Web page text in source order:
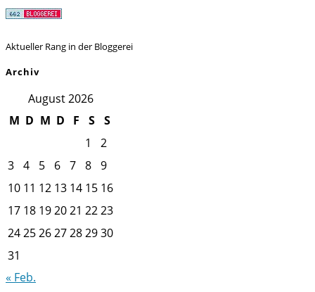
Aktueller Rang in der Bloggerei
Archiv
August 2026
M D M D F S
S
1
2
3 4 5 6 7 8 9
10 11 12 13 14 15 16
17 18 192021 2223
24252627282930
31
« Feb.